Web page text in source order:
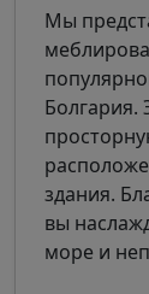
Мы
Болгария.
здания.
вы
море и